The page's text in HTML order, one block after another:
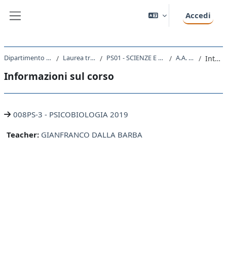
Accedi
Dipartimento di Scienze della Vita Laurea triennale (DM270) PS01 - SCIENZE E TECNICHE PSICOLOGICHE A.A. 2019 - 2020 Introduzione
Informazioni sul corso
008PS-3 - PSICOBIOLOGIA 2019
Teacher: GIANFRANCO DALLA BARBA